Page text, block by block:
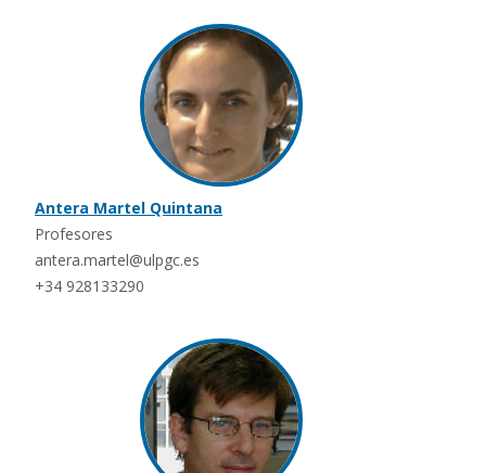
Antera Martel Quintana
Profesores
antera.martel@ulpgc.es
+34 928133290